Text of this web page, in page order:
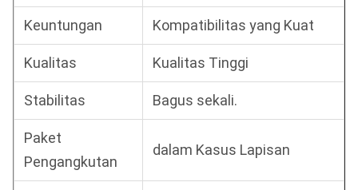
Keuntungan Kompatibilitas yang Kuat
Kualitas Kualitas Tinggi
Stabilitas Bagus sekali.
Paket
Pengangkutan
dalam Kasus Lapisan